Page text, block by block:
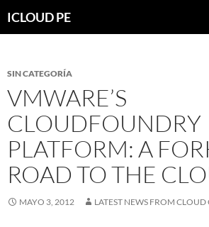
hacia
ICLOUD PE
SIN CATEGORÍA
VMWARE’S
CLOUDFOUNDRY
PLATFORM: A
ROAD TO THE
MAYO 3, 2012 LATEST NEWS FROM